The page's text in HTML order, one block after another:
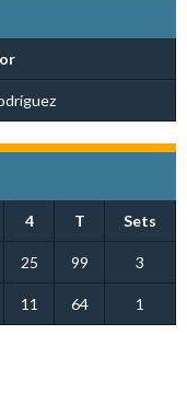
4 T Sets
25 99 3
11 64 1